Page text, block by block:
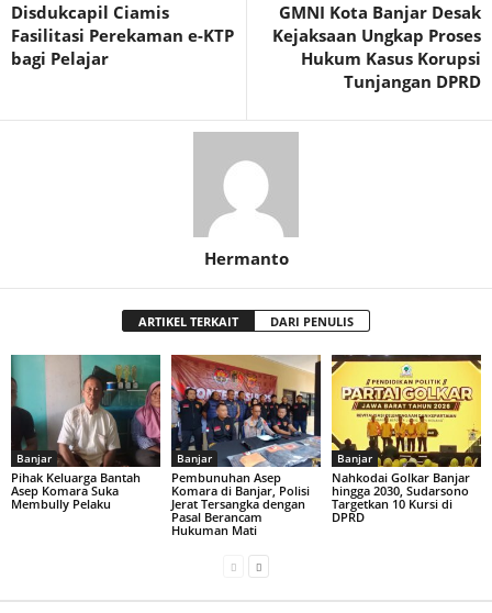
Disdukcapil Ciamis
Fasilitasi Perekaman e-KTP
bagi Pelajar
GMNI Kota Banjar Desak
Kejaksaan Ungkap Proses
Hukum Kasus Korupsi
Tunjangan DPRD
Hermanto
ARTIKEL TERKAIT DARI PENULIS
Banjar
Pihak Keluarga Bantah
Asep Komara Suka
Membully Pelaku
Banjar
Pembunuhan Asep
Komara di Banjar, Polisi
Jerat Tersangka dengan
Pasal Berancam
Hukuman Mati
Banjar
Nahkodai Golkar Banjar
hingga 2030, Sudarsono
Targetkan 10 Kursi di
DPRD